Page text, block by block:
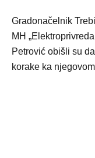
Gradonačelnik
MH
Petrović obišli su
korake ka